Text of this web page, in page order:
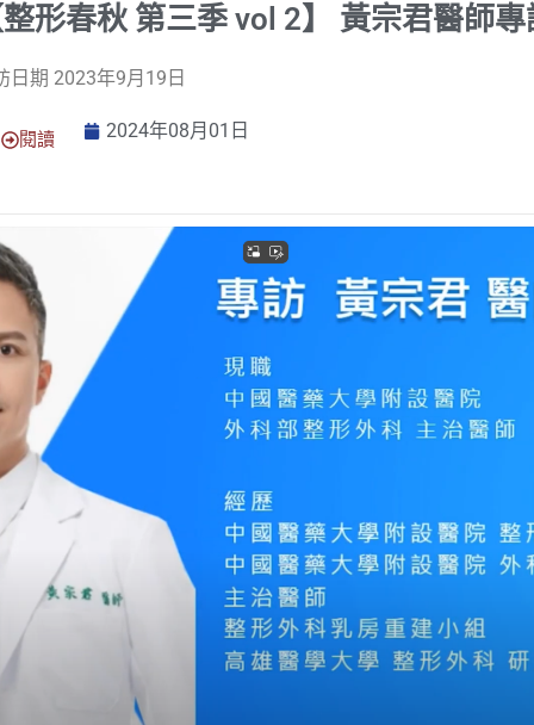
形春秋 第三季 vol 2】 黃宗君醫師專
日期 2023年9月19日
閱讀 2024年08月01日